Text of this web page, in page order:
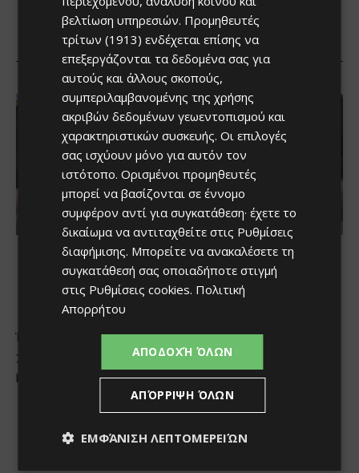
βελτίωση υπηρεσιών. Προμηθευτές
τρίτων (1913) ενδέχεται επίσης να
επεξεργάζονται τα δεδομένα σας για
αυτούς και άλλους σκοπούς,
συμπεριλαμβανομένης της χρήσης
ακριβών δεδομένων γεωεντοπισμού και
χαρακτηριστικών συσκευής. Οι επιλογές
σας ισχύουν μόνο για αυτόν τον
ιστότοπο. Ορισμένοι προμηθευτές
μπορεί να βασίζονται σε έννομο
συμφέρον αντί για συγκατάθεση· έχετε το
δικαίωμα να αντιταχθείτε στις Ρυθμίσεις
διαφήμισης. Μπορείτε να ανακαλέσετε τη
συγκατάθεσή σας οποιαδήποτε στιγμή
στις Ρυθμίσεις cookies. Πολιτική
Απορρήτου
ΑΠΟΔΟΧΉ ΌΛΩΝ
ΑΠΌΡΡΙΨΗ ΌΛΩΝ
ΕΜΦΆΝΙΣΗ ΛΕΠΤΟΜΕΡΕΙΏΝ